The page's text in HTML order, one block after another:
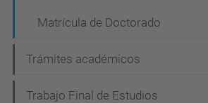
Matrícula de Doctorado
Trámites académicos
Trabajo Final de Estudios